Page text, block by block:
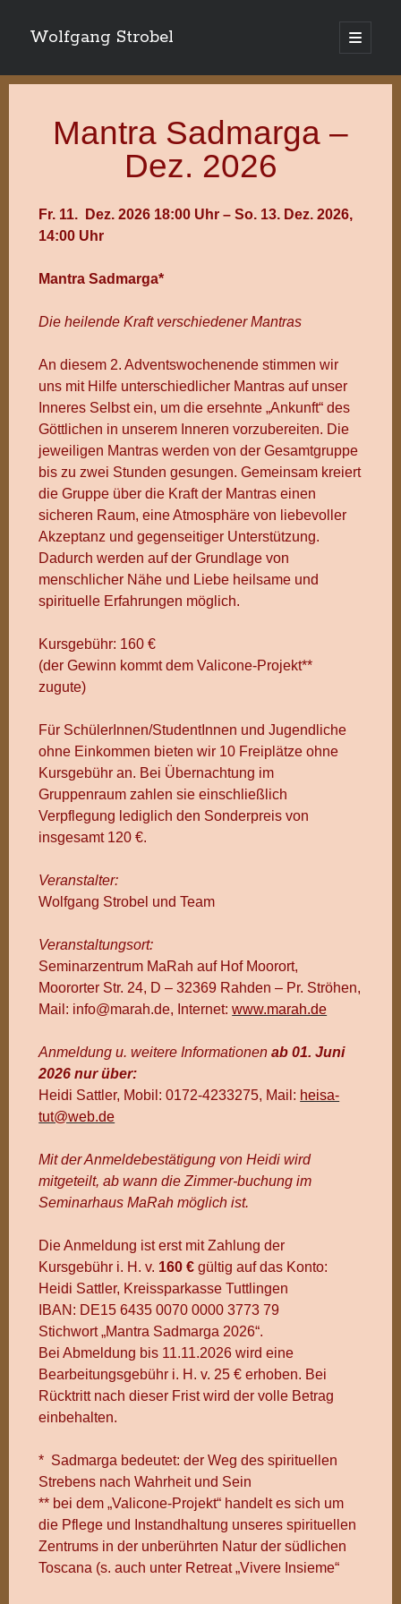
Wolfgang Strobel
öffnen
Mantra Sadmarga –
Dez. 2026
Fr. 11. Dez. 2026 18:00 Uhr – So. 13. Dez. 2026,
14:00 Uhr
Mantra Sadmarga*
Die heilende Kraft verschiedener Mantras
An diesem 2. Adventswochenende stimmen wir
uns mit Hilfe unterschiedlicher Mantras auf unser
Inneres Selbst ein, um die ersehnte „Ankunft“ des
Göttlichen in unserem Inneren vorzubereiten. Die
jeweiligen Mantras werden von der Gesamtgruppe
bis zu zwei Stunden ge­sungen. Gemeinsam kreiert
die Gruppe über die Kraft der Mantras einen
sicheren Raum, eine Atmosphäre von liebevoller
Akzeptanz und gegenseitiger Unterstützung.
Dadurch werden auf der Grundlage von
menschlicher Nähe und Liebe heilsame und
spirituelle Erfahrungen möglich.
Kursgebühr: 160 €
(der Gewinn kommt dem Valicone-Projekt**
zugute)
Für SchülerInnen/StudentInnen und Jugendliche
ohne Einkommen bieten wir 10 Freiplätze ohne
Kursgebühr an. Bei Übernachtung im
Gruppenraum zahlen sie einschließlich
Verpflegung lediglich den Sonderpreis von
insgesamt 120 €.
Veranstalter:
Wolfgang Strobel und Team
Veranstaltungsort:
Seminarzentrum MaRah auf Hof Moorort,
Moororter Str. 24, D – 32369 Rahden – Pr. Ströhen,
Mail: info@marah.de, Internet:www.marah.de
Anmeldung u. weitere Informationen ab 01. Juni
2026 nur über:
Heidi Sattler, Mobil: 0172-4233275, Mail: heisa-
tut@web.de
Mit der Anmeldebestätigung von Heidi wird
mitgeteilt, ab wann die Zimmer-buchung im
Seminarhaus MaRah möglich ist.
Die Anmeldung ist erst mit Zahlung der
Kursgebühr i. H. v. 160 €gültig auf das Konto:
Heidi Sattler, Kreissparkasse Tuttlingen
IBAN: DE15 6435 0070 0000 3773 79
Stichwort „Mantra Sadmarga 2026“.
Bei Abmeldung bis 11.11.2026 wird eine
Bearbeitungsgebühr i. H. v. 25 € erhoben. Bei
Rücktritt nach dieser Frist wird der volle Betrag
einbehalten.
* Sadmarga bedeutet: der Weg des spirituellen
Strebens nach Wahrheit und Sein
** bei dem „Valicone-Projekt“ handelt es sich um
die Pflege und Instandhaltung unseres spirituellen
Zentrums in der unberührten Natur der südlichen
Toscana (s. auch unter Retreat „Vivere Insieme“